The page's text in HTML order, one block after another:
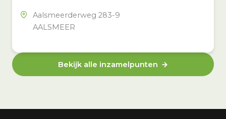
Aalsmeerderweg 283-9
AALSMEER
Bekijk alle inzamelpunten